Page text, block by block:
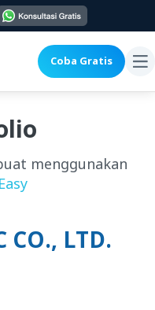
Coba Gratis
menggunakan
CO., LTD.